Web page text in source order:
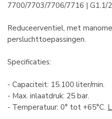
7700/7703/7706/7716 | G1.1/
Reduceerventiel, met
persluchttoepassingen.
Specificaties:
- Capaciteit: 15.100 liter/min.
- Max. inlaatdruk: 25 bar.
- Temperatuur: 0° tot +65°C.